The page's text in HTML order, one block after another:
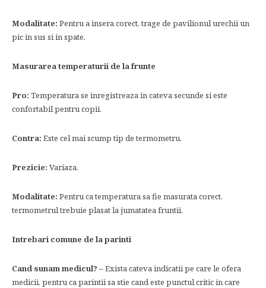
Modalitate: Pentru a insera corect, trage de pavilionul urechii un
pic in sus si in spate.
Masurarea temperaturii de la frunte
Pro: Temperatura se inregistreaza in cateva secunde si este
confortabil pentru copii.
Contra: Este cel mai scump tip de termometru.
Prezicie: Variaza.
Modalitate: Pentru ca temperatura sa fie masurata corect,
termometrul trebuie plasat la jumatatea fruntii.
Intrebari comune de la parinti
Cand sunam medicul? –Exista cateva indicatii pe care le ofera
medicii, pentru ca parintii sa stie cand este punctul critic in care